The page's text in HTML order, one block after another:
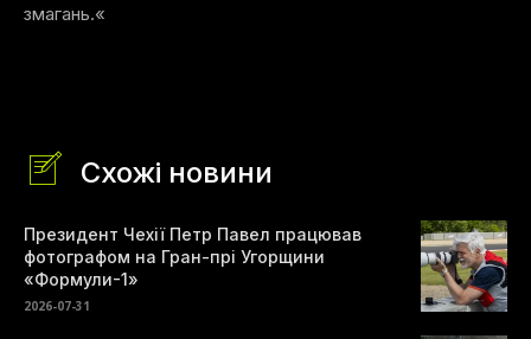
змагань.«
Схожі новини
Президент Чехії Петр Павел працював
фотографом на Гран-прі Угорщини
«Формули-1»
2026-07-31